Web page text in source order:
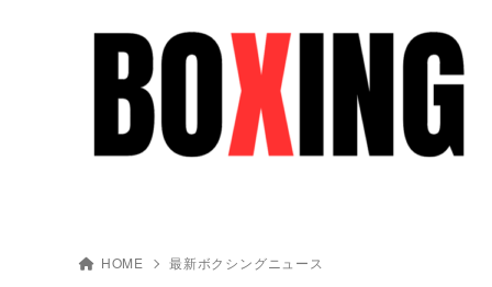
HOME 最新ボクシングニュース